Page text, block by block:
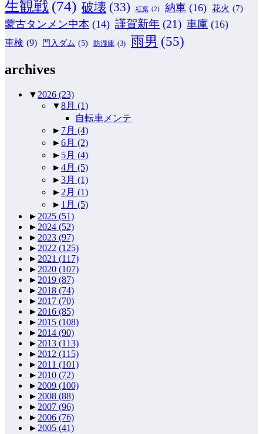
生観戦 (74) 破壊 (33) 紅葉 (2) 納車 (16) 花火 (7)
蒙古タンメン中本 (14) 謹賀新年 (21) 車庫 (16)
車検 (9) 門入ダム (5) 防湿庫 (3) 雨男 (55)
archives
▼ 2026 (23)
▼8月 (1)
自転車メンテ
► 7月 (4)
►6月 (2)
► 5月 (4)
►4月 (5)
►3月 (1)
► 2月 (1)
► 1月 (5)
► 2025 (51)
► 2024 (52)
► 2023 (97)
► 2022 (125)
► 2021 (117)
► 2020 (107)
► 2019 (87)
► 2018 (74)
► 2017 (70)
► 2016 (85)
► 2015 (108)
► 2014 (90)
► 2013 (113)
► 2012 (115)
► 2011 (101)
► 2010 (72)
► 2009 (100)
► 2008 (88)
► 2007 (96)
► 2006 (76)
► 2005 (41)